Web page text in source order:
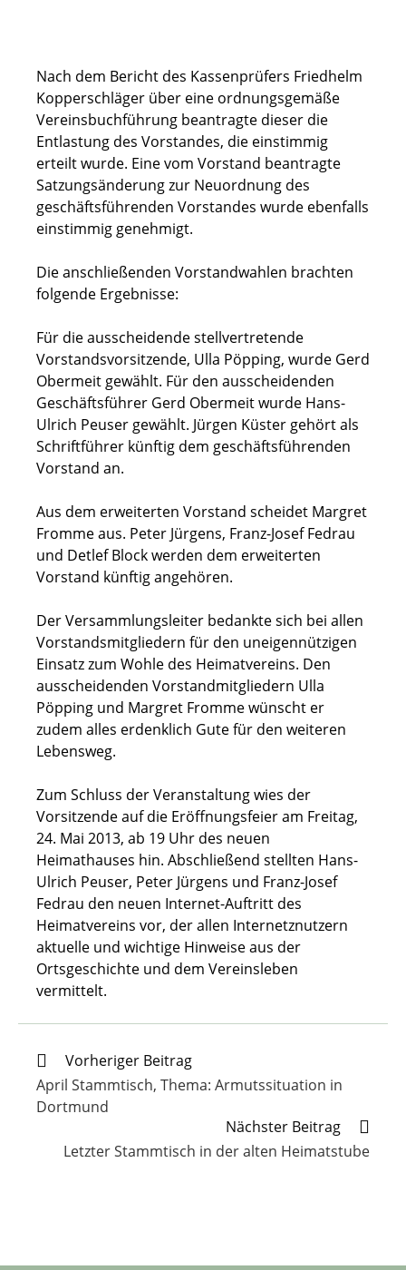
Nach dem Bericht des Kassenprüfers Friedhelm
Kopperschläger über eine ordnungsgemäße
Vereinsbuchführung beantragte dieser die
Entlastung des Vorstandes, die einstimmig
erteilt wurde. Eine vom Vorstand beantragte
Satzungsänderung zur Neuordnung des
geschäftsführenden Vorstandes wurde ebenfalls
einstimmig genehmigt.
Die anschließenden Vorstandwahlen brachten
folgende Ergebnisse:
Für die ausscheidende stellvertretende
Vorstandsvorsitzende, Ulla Pöpping, wurde Gerd
Obermeit gewählt. Für den ausscheidenden
Geschäftsführer Gerd Obermeit wurde Hans-
Ulrich Peuser gewählt. Jürgen Küster gehört als
Schriftführer künftig dem geschäftsführenden
Vorstand an.
Aus dem erweiterten Vorstand scheidet Margret
Fromme aus. Peter Jürgens, Franz-Josef Fedrau
und Detlef Block werden dem erweiterten
Vorstand künftig angehören.
Der Versammlungsleiter bedankte sich bei allen
Vorstandsmitgliedern für den uneigennützigen
Einsatz zum Wohle des Heimatvereins. Den
ausscheidenden Vorstandmitgliedern Ulla
Pöpping und Margret Fromme wünscht er
zudem alles erdenklich Gute für den weiteren
Lebensweg.
Zum Schluss der Veranstaltung wies der
Vorsitzende auf die Eröffnungsfeier am Freitag,
24. Mai 2013, ab 19 Uhr des neuen
Heimathauses hin. Abschließend stellten Hans-
Ulrich Peuser, Peter Jürgens und Franz-Josef
Fedrau den neuen Internet-Auftritt des
Heimatvereins vor, der allen Internetznutzern
aktuelle und wichtige Hinweise aus der
Ortsgeschichte und dem Vereinsleben
vermittelt.
Weitere
Artikel
ansehen
Vorheriger Beitrag
April Stammtisch, Thema: Armutssituation in
Dortmund
Nächster Beitrag
Letzter Stammtisch in der alten Heimatstube